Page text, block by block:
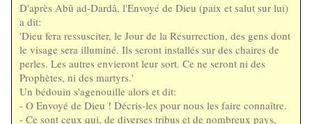
D'après Abû ad-Dardâ, l'Envoyé de Dieu (paix et salut sur lui)
a dit:
'Dieu fera ressusciter, le Jour de la Résurrection, des gens dont
le visage sera illuminé. Ils seront installés sur des chaires de
perles. Les autres envieront leur sort. Ce ne seront ni des
Prophètes, ni des martyrs.'
Un bédouin s'agenouille alors et dit:
- O Envoyé de Dieu ! Décris-les pour nous les faire connaître.
- Ce sont ceux qui, de diverses tribus et de nombreux pays,